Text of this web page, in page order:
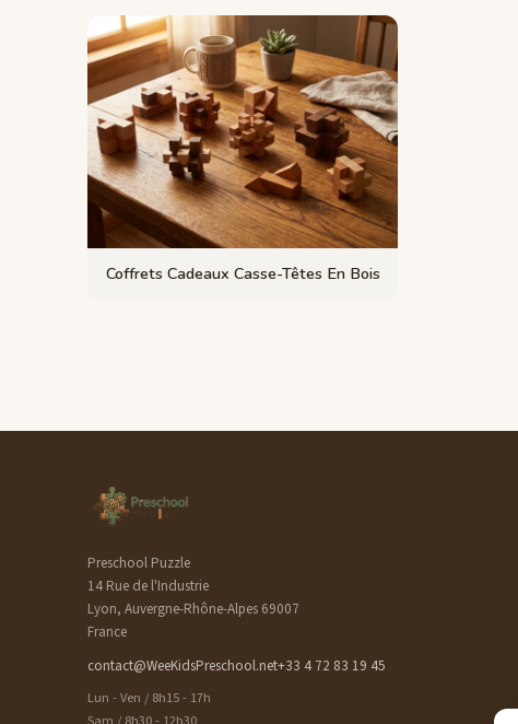
Coffrets Cadeaux Casse-Têtes En Bois
Preschool Puzzle
14 Rue de l'Industrie
Lyon, Auvergne-Rhône-Alpes 69007
France
contact@WeeKidsPreschool.net+33 4 72 83 19 45
Lun - Ven / 8h15 - 17h